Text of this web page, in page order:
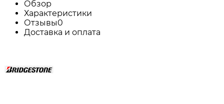
Обзор
Характеристики
Отзывы0
Доставка и оплата